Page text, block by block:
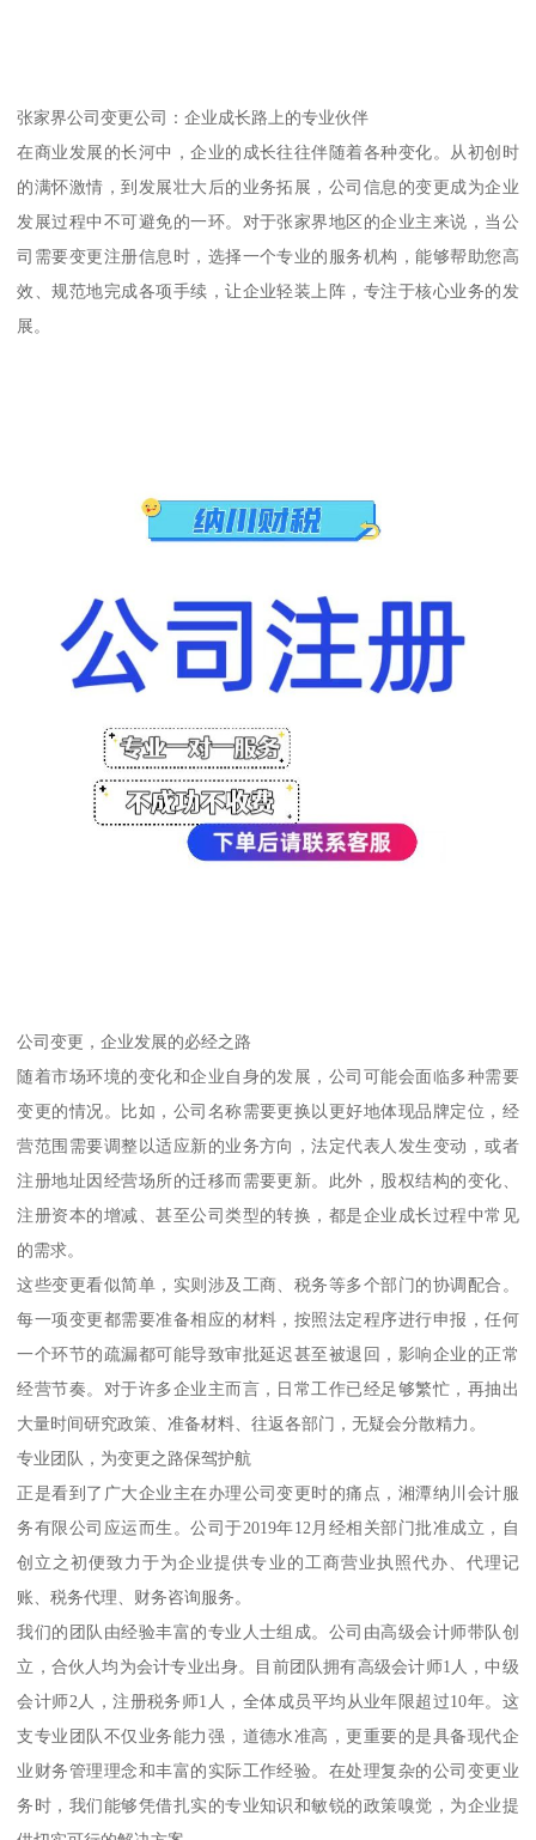
张家界公司变更公司：企业成长路上的专业伙伴
在商业发展的长河中，企业的成长往往伴随着各种变化。从初创时
的满怀激情，到发展壮大后的业务拓展，公司信息的变更成为企业
发展过程中不可避免的一环。对于张家界地区的企业主来说，当公
司需要变更注册信息时，选择一个专业的服务机构，能够帮助您高
效、规范地完成各项手续，让企业轻装上阵，专注于核心业务的发
展。
公司变更，企业发展的必经之路
随着市场环境的变化和企业自身的发展，公司可能会面临多种需要
变更的情况。比如，公司名称需要更换以更好地体现品牌定位，经
营范围需要调整以适应新的业务方向，法定代表人发生变动，或者
注册地址因经营场所的迁移而需要更新。此外，股权结构的变化、
注册资本的增减、甚至公司类型的转换，都是企业成长过程中常见
的需求。
这些变更看似简单，实则涉及工商、税务等多个部门的协调配合。
每一项变更都需要准备相应的材料，按照法定程序进行申报，任何
一个环节的疏漏都可能导致审批延迟甚至被退回，影响企业的正常
经营节奏。对于许多企业主而言，日常工作已经足够繁忙，再抽出
大量时间研究政策、准备材料、往返各部门，无疑会分散精力。
专业团队，为变更之路保驾护航
正是看到了广大企业主在办理公司变更时的痛点，湘潭纳川会计服
务有限公司应运而生。公司于2019年12月经相关部门批准成立，自
创立之初便致力于为企业提供专业的工商营业执照代办、代理记
账、税务代理、财务咨询服务。
我们的团队由经验丰富的专业人士组成。公司由高级会计师带队创
立，合伙人均为会计专业出身。目前团队拥有高级会计师1人，中级
会计师2人，注册税务师1人，全体成员平均从业年限超过10年。这
支专业团队不仅业务能力强，道德水准高，更重要的是具备现代企
业财务管理理念和丰富的实际工作经验。在处理复杂的公司变更业
务时，我们能够凭借扎实的专业知识和敏锐的政策嗅觉，为企业提